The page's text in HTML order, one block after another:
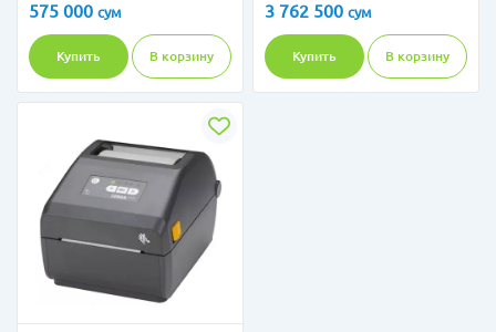
575 000 сум
Купить В корзину
3 762 500 сум
Купить В корзину